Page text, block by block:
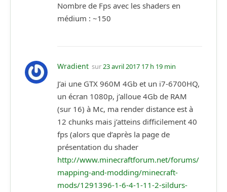
Nombre de Fps avec les shaders en
médium : ~150
Wradient sur23 avril 2017 17 h 19 min
J’ai une GTX 960M 4Gb et un i7-6700HQ,
un écran 1080p, j’alloue 4Gb de RAM
(sur 16) à Mc, ma render distance est à
12 chunks mais j’atteins difficilement 40
fps (alors que d’après la page de
présentation du shader
http://www.minecraftforum.net/forums/
mapping-and-modding/minecraft-
mods/1291396-1-6-4-1-11-2-sildurs-